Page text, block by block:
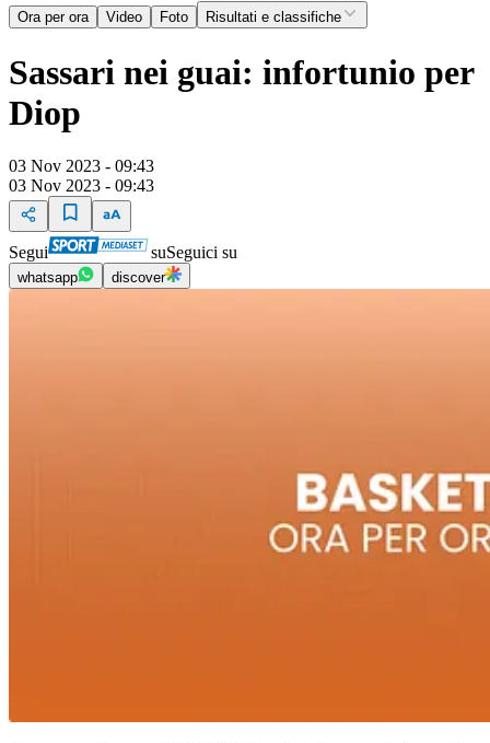
Ora per ora Video Foto Risultati e classifiche
Sassari nei guai: infortunio per
Diop
03 Nov 2023 - 09:43
03 Nov 2023 - 09:43
Segui suSeguici su
whatsapp discover